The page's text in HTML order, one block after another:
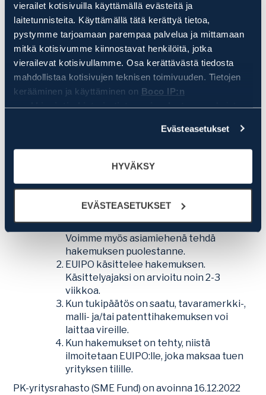
vierailet kotisivuilla käyttämällä evästeitä ja
laitetunnisteita. Käyttämällä tätä kerättyä tietoa,
pystymme tarjoamaan parempaa palvelua ja mittamaan
mitkä kotisivumme kiinnostavat henkilöitä, jotka
vierailevat kotisivullamme. Osa kerättävästä tiedosta
mahdollistaa kotisivujen teknisen toimivuuden. Tietojen
kerääminen ja käyttäminen on Boco IP:n
yhteistyötahot keräävät ja käyttävät kaikkia evästetietoja
ja laitetunnisteita. Klikkaamalla EVÄSTEASETUKSET,
pystyt tarkemmin määrittelemään mitä tietoa Boco IP ja
myöhemmin muuttaa asetuksia ja peruuttaa antamasi
suostumukset klikkaamalla ruudun vasemmassa
alakulmassa olevaa eväste-ikonia.
Evästeasetukset
HYVÄKSY
EVÄSTEASETUKSET
ole, esimerkiksi Suomen rekisteröinti
mahtuu hyvin mukaan. Yhden luokan
sisältävä tavaramerkkihakemus maksaa
PRH:ssa 225 euroa (virastomaksu), josta
75% on 168,75 euroa, joten lisättynä yllä
olevalla WIPO-hakemusesimerkillä
palautettava korvaus, noin 1070 euroa,
on vielä reilusti alle tuen maksimimäärän.
Ehkä toinen lisäluokka mahtuisi mukaan
Kuinka SME Fund toimii?
PK-yrityksen on ensin haettava
avustusta EUIPO:sta. Hakemus on helppo
tehdä EUIPO:n SME Fund -sivuilla.
Voimme myös asiamiehenä tehdä
hakemuksen puolestanne.
EUIPO käsittelee hakemuksen.
Käsittelyajaksi on arvioitu noin 2-3
viikkoa.
Kun tukipäätös on saatu, tavaramerkki-,
malli- ja/tai patenttihakemuksen voi
laittaa vireille.
Kun hakemukset on tehty, niistä
ilmoitetaan EUIPO:lle, joka maksaa tuen
yrityksen tilille.
PK-yritysrahasto (SME Fund) on avoinna 16.12.2022